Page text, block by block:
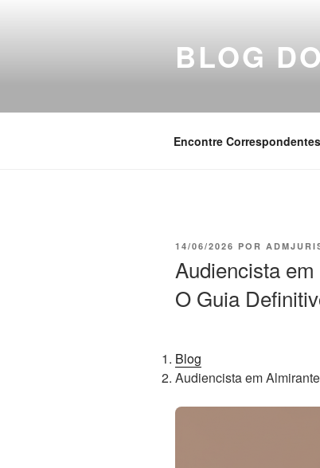
BLOG
Encontre Correspondentes
PUBLICADO
14/06/2026 POR
Audiencista
O Guia
Blog
Audiencista em